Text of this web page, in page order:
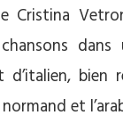
Cristina
d’italien,
et